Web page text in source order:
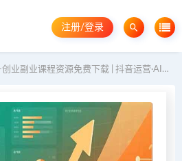
注册/登录
业课程资源免费下载 | 抖音运营·AI教程·GEO优化